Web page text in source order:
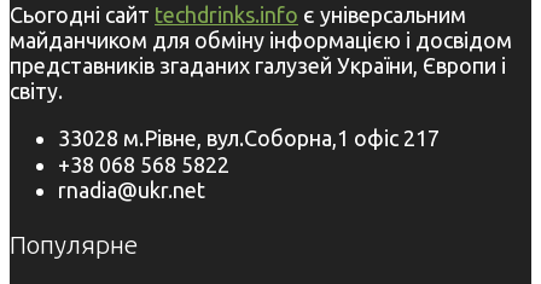
Сьогодні сайт techdrinks.info є універсальним
майданчиком для обміну інформацією і досвідом
представників згаданих галузей України, Європи і
світу.
33028 м.Рівне, вул.Соборна,1 офіс 217
+38 068 568 5822
rnadia@ukr.net
Популярне